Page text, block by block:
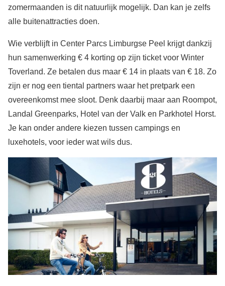
zomermaanden is dit natuurlijk mogelijk. Dan kan je zelfs
alle buitenattracties doen.
Wie verblijft in Center Parcs Limburgse Peel krijgt dankzij
hun samenwerking € 4 korting op zijn ticket voor Winter
Toverland. Ze betalen dus maar € 14 in plaats van € 18. Zo
zijn er nog een tiental partners waar het pretpark een
overeenkomst mee sloot. Denk daarbij maar aan Roompot,
Landal Greenparks, Hotel van der Valk en Parkhotel Horst.
Je kan onder andere kiezen tussen campings en
luxehotels, voor ieder wat wils dus.